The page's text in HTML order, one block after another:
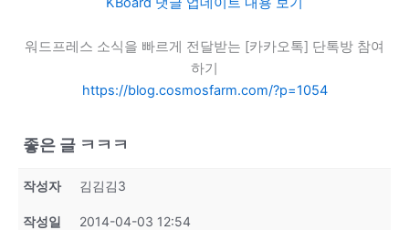
워드프레스 소식을 빠르게 전달받는 [카카오톡] 단톡방 참여
하기
https://blog.cosmosfarm.com/?p=1054
좋은 글 ㅋㅋㅋ
작성자 김김김3
작성일 2014-04-03 12:54